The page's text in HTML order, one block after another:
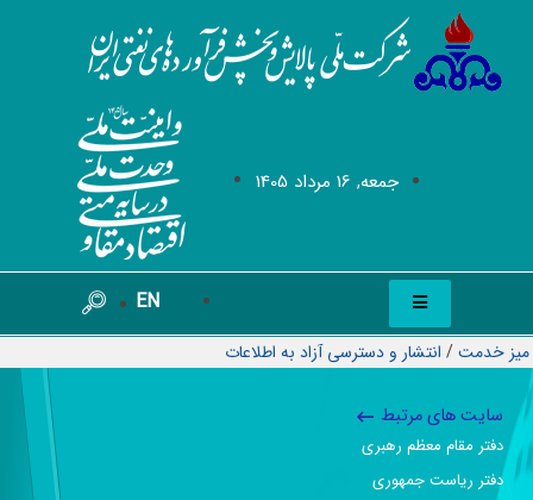
جمعه, 16 مرداد 1405
EN
میز خدمت/ انتشار و دسترسی آزاد به اطلاعات
سایت های مرتبط
دفتر مقام معظم رهبری
دفتر ریاست جمهوری